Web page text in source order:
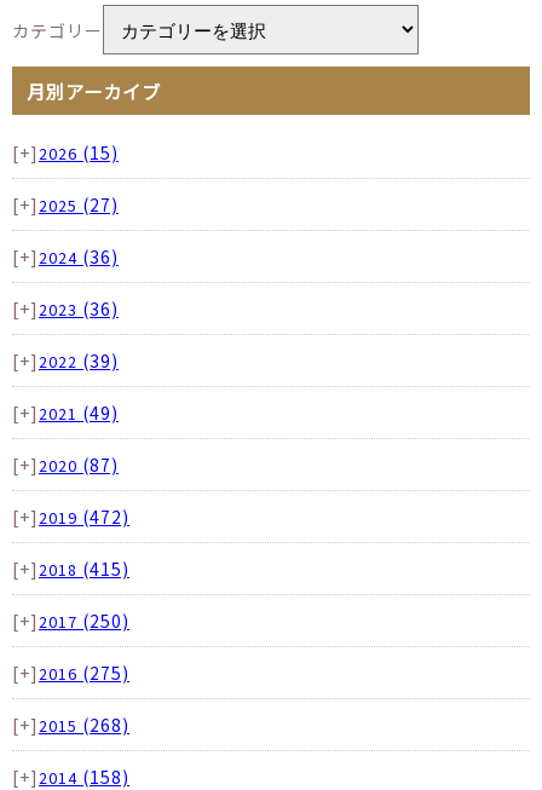
カテゴリー
月別アーカイブ
[+] 2026 (15)
[+] 2025 (27)
[+] 2024 (36)
[+] 2023 (36)
[+] 2022 (39)
[+] 2021 (49)
[+] 2020 (87)
[+] 2019 (472)
[+] 2018 (415)
[+] 2017 (250)
[+] 2016 (275)
[+] 2015 (268)
[+] 2014 (158)